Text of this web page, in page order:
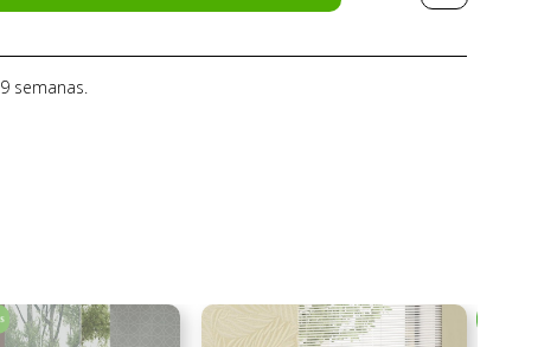
9 semanas.